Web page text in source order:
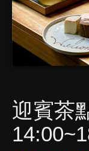
迎賓茶